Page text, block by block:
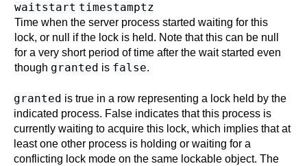
waitstart timestamptz
Time when the server process started waiting for this
lock, or null if the lock is held. Note that this can be null
for a very short period of time after the wait started even
though granted is false.
granted is true in a row representing a lock held by the
indicated process. False indicates that this process is
currently waiting to acquire this lock, which implies that at
least one other process is holding or waiting for a
conflicting lock mode on the same lockable object. The